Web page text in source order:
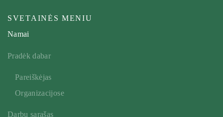
SVETAINĖS MENIU
Namai
Pradėk dabar
Pareiškėjas
Organizacijose
Darbų sąrašas